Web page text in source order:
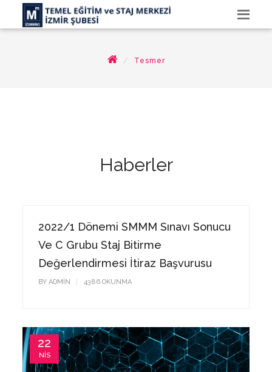
Tesmer
Haberler
20
MAY
2022/1 Dönemi SMMM Sınavı Sonucu
Ve C Grubu Staj Bitirme
Değerlendirmesi İtiraz Başvurusu
BYADMIN 4388 OKUNMA
22
NIS